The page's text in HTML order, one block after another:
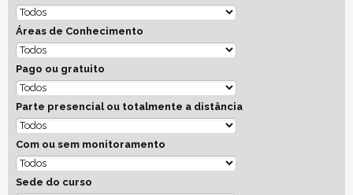
Áreas de Conhecimento
Pago ou gratuito
Parte presencial ou totalmente a distância
Com ou sem monitoramento
Sede do curso